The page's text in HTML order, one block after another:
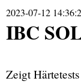
2023-07-12
IBC
Zeigt